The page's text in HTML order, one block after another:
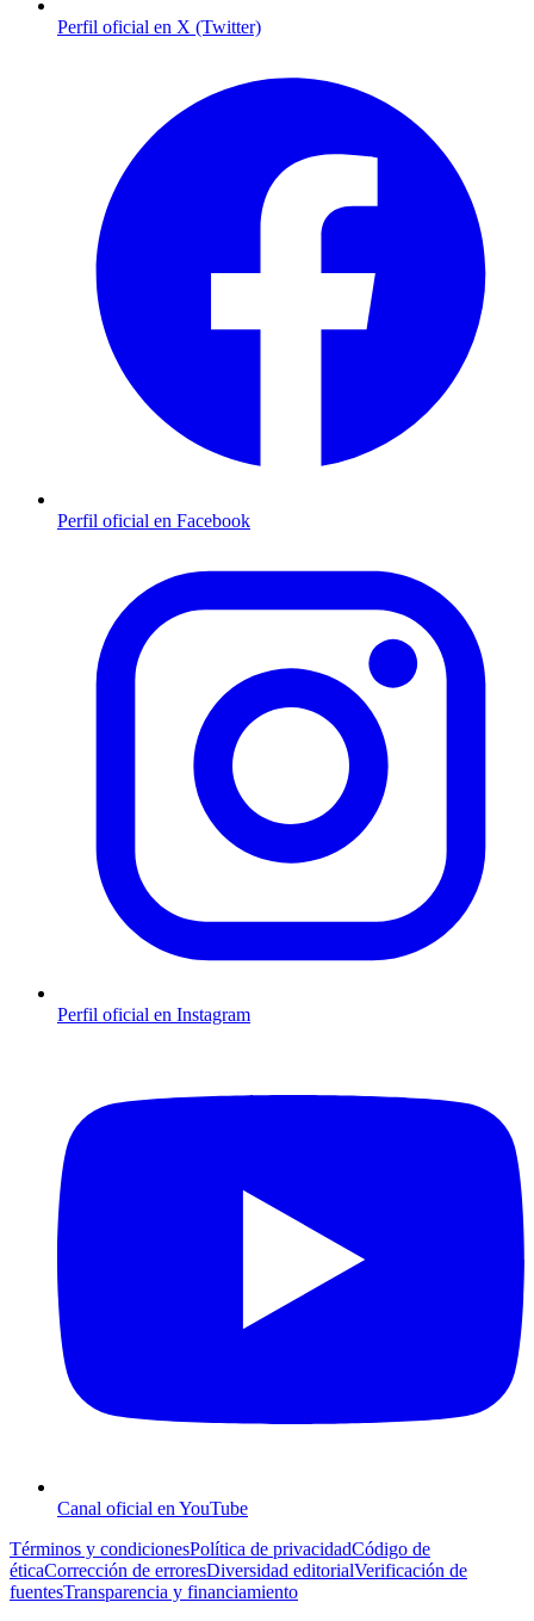
Perfil oficial en X (Twitter)
Perfil oficial en Facebook
Perfil oficial en Instagram
Canal oficial en YouTube
Términos y condicionesPolítica de privacidadCódigo de
éticaCorrección de erroresDiversidad editorialVerificación de
fuentesTransparencia y financiamiento